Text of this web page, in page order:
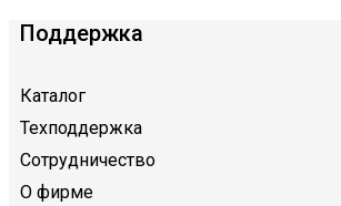
Поддержка
Каталог
Техподдержка
Сотрудничество
О фирме